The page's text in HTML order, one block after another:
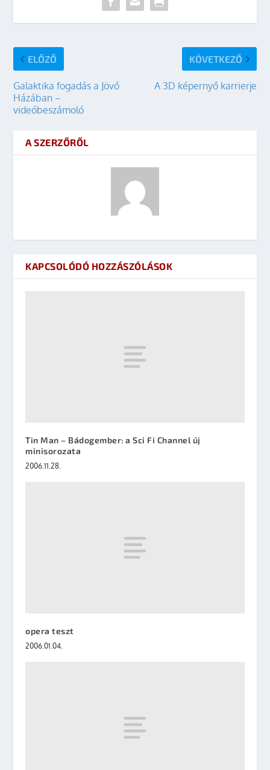
ELŐZŐ
Galaktika fogadás a Jövő
Házában –
videóbeszámoló
KÖVETKEZŐ
A 3D képernyő karrierje
A SZERZŐRŐL
KAPCSOLÓDÓ HOZZÁSZÓLÁSOK
Tin Man – Bádogember: a Sci Fi Channel új
minisorozata
2006.11.28.
opera teszt
2006.01.04.